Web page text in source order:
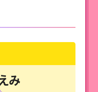
み